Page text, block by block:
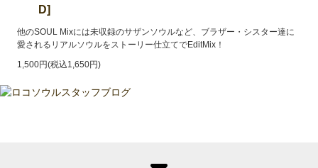
D]
他のSOUL Mixには未収録のサザンソウルなど、ブラザー・シスター達に
愛されるリアルソウルをストーリー仕立てでEditMix！
1,500円(税込1,650円)